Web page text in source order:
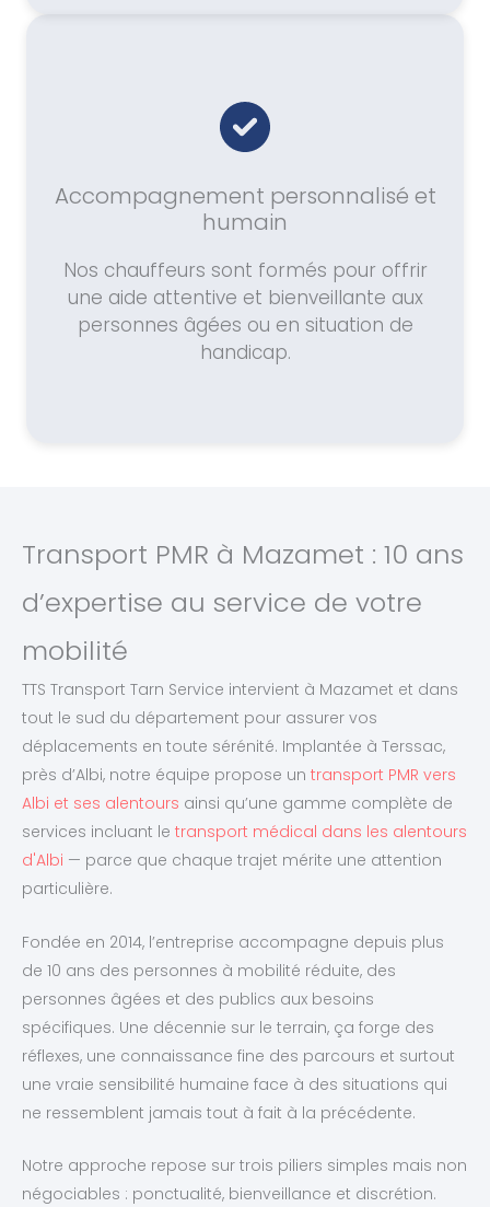
Accompagnement personnalisé et
humain
Nos chauffeurs sont formés pour offrir
une aide attentive et bienveillante aux
personnes âgées ou en situation de
handicap.
Transport PMR à Mazamet : 10 ans
d’expertise au service de votre
mobilité
TTS Transport Tarn Service intervient à Mazamet et dans
tout le sud du département pour assurer vos
déplacements en toute sérénité. Implantée à Terssac,
près d’Albi, notre équipe propose un transport PMR vers
Albi et ses alentours ainsi qu’une gamme complète de
services incluant le transport médical dans les alentours
d'Albi — parce que chaque trajet mérite une attention
particulière.
Fondée en 2014, l’entreprise accompagne depuis plus
de 10 ans des personnes à mobilité réduite, des
personnes âgées et des publics aux besoins
spécifiques. Une décennie sur le terrain, ça forge des
réflexes, une connaissance fine des parcours et surtout
une vraie sensibilité humaine face à des situations qui
ne ressemblent jamais tout à fait à la précédente.
Notre approche repose sur trois piliers simples mais non
négociables : ponctualité, bienveillance et discrétion.